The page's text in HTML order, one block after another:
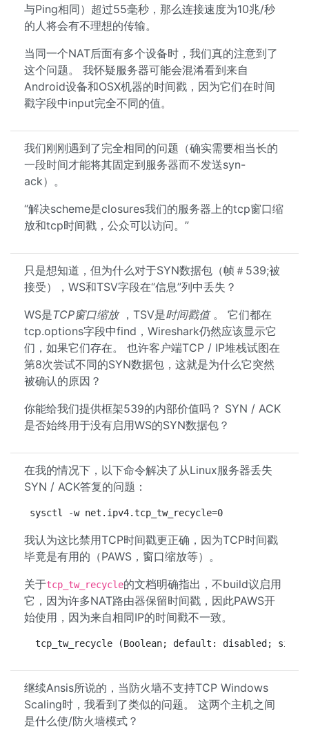
与Ping相同）超过55毫秒，那么连接速度为10兆/秒
的人将会有不理想的传输。
当同一个NAT后面有多个设备时，我们真的注意到了
这个问题。 我怀疑服务器可能会混淆看到来自
Android设备和OSX机器的时间戳，因为它们在时间
戳字段中input完全不同的值。
我们刚刚遇到了完全相同的问题（确实需要相当长的
一段时间才能将其固定到服务器而不发送syn-
ack）。
“解决scheme是closures我们的服务器上的tcp窗口缩
放和tcp时间戳，公众可以访问。”
只是想知道，但为什么对于SYN数据包（帧＃539;被
接受），WS和TSV字段在“信息”列中丢失？
WS是TCP窗口缩放，TSV是时间戳值。 它们都在
tcp.options字段中find，Wireshark仍然应该显示它
们，如果它们存在。 也许客户端TCP / IP堆栈试图在
第8次尝试不同的SYN数据包，这就是为什么它突然
被确认的原因？
你能给我们提供框架539的内部价值吗？ SYN / ACK
是否始终用于没有启用WS的SYN数据包？
在我的情况下，以下命令解决了从Linux服务器丢失
SYN / ACK答复的问题：
sysctl -w net.ipv4.tcp_tw_recycle=0
我认为这比禁用TCP时间戳更正确，因为TCP时间戳
毕竟是有用的（PAWS，窗口缩放等）。
关于tcp_tw_recycle的文档明确指出，不build议启用
它，因为许多NAT路由器保留时间戳，因此PAWS开
始使用，因为来自相同IP的时间戳不一致。
tcp_tw_recycle (Boolean; default: disabled; since
继续Ansis所说的，当防火墙不支持TCP Windows
Scaling时，我看到了类似的问题。 这两个主机之间
是什么使/防火墙模式？